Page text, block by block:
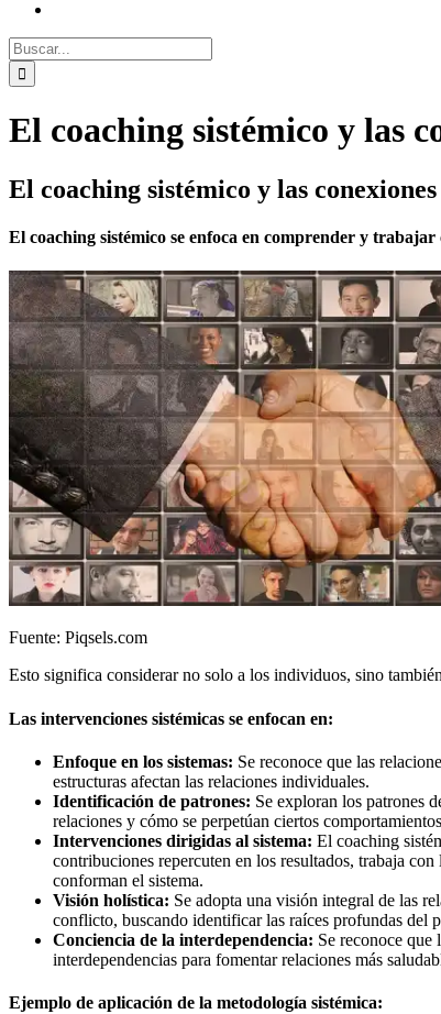
Buscar:
El coaching sistémico y las
El coaching sistémico y las
El coaching sistémico se enfoca en comprender y trabajar
Fuente: Piqsels.com
Esto significa considerar no solo a los individuos, sino
Las intervenciones sistémicas se enfocan en:
Enfoque en los sistemas: Se reconoce que las
estructuras afectan las relaciones individuales.
Identificación de patrones: Se exploran los patrones
relaciones y cómo se perpetúan ciertos
Intervenciones dirigidas al sistema: El coaching
contribuciones repercuten en los resultados, trabaja
conforman el sistema.
Visión holística: Se adopta una visión integral de las
conflicto, buscando identificar las raíces profundas del
Conciencia de la interdependencia: Se reconoce que
interdependencias para fomentar relaciones más
Ejemplo de aplicación de la metodología sistémica: